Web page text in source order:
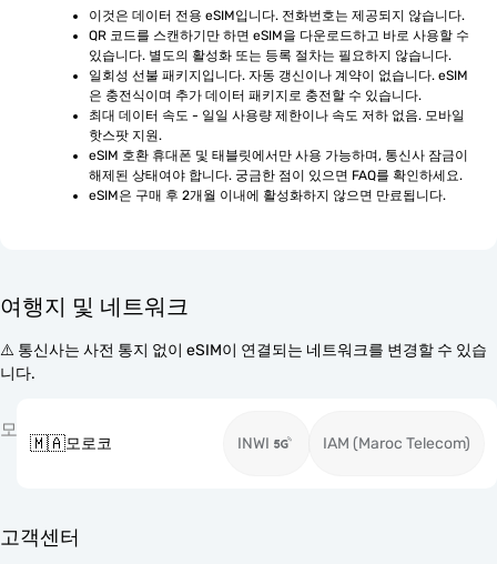
이것은 데이터 전용 eSIM입니다. 전화번호는 제공되지 않습니다.
QR 코드를 스캔하기만 하면 eSIM을 다운로드하고 바로 사용할 수
있습니다. 별도의 활성화 또는 등록 절차는 필요하지 않습니다.
일회성 선불 패키지입니다. 자동 갱신이나 계약이 없습니다. eSIM
은 충전식이며 추가 데이터 패키지로 충전할 수 있습니다.
최대 데이터 속도 - 일일 사용량 제한이나 속도 저하 없음. 모바일
핫스팟 지원.
eSIM 호환 휴대폰 및 태블릿에서만 사용 가능하며, 통신사 잠금이
해제된 상태여야 합니다. 궁금한 점이 있으면 FAQ를 확인하세요.
eSIM은 구매 후 2개월 이내에 활성화하지 않으면 만료됩니다.
여행지 및 네트워크
⚠️ 통신사는 사전 통지 없이 eSIM이 연결되는 네트워크를 변경할 수 있습
니다.
모
🇲🇦모로코 INWI IAM (Maroc Telecom)
고객센터